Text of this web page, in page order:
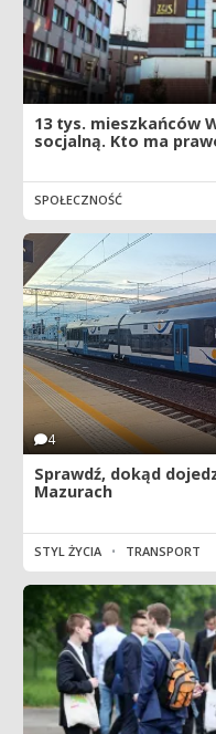
13 tys. mieszkańców
socjalną. Kto ma
SPOŁECZNOŚĆ
4
Sprawdź, dokąd
Mazurach
STYL ŻYCIA • TRANSPORT